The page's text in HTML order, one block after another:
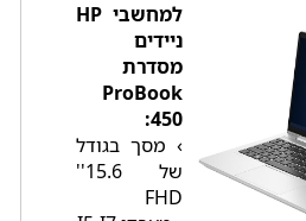
למחשבי HP
ניידים
מסדרת
ProBook
450:
› מסך בגודל
של 15.6''
FHD